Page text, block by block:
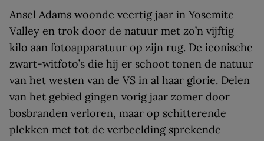
Ansel Adams woonde veertig jaar in Yosemite
Valley en trok door de natuur met zo’n vijftig
kilo aan fotoapparatuur op zijn rug. De iconische
zwart-witfoto’s die hij er schoot tonen de natuur
van het westen van de VS in al haar glorie. Delen
van het gebied gingen vorig jaar zomer door
bosbranden verloren, maar op schitterende
plekken met tot de verbeelding sprekende